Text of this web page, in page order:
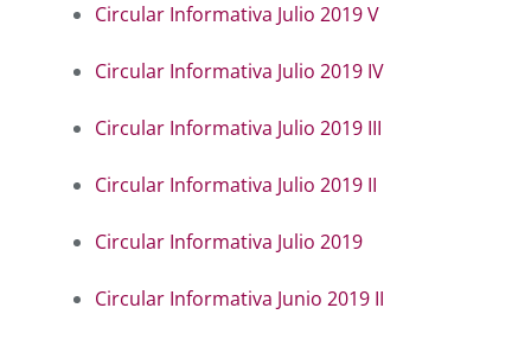
Circular Informativa Julio 2019 V
Circular Informativa Julio 2019 IV
Circular Informativa Julio 2019 III
Circular Informativa Julio 2019 II
Circular Informativa Julio 2019
Circular Informativa Junio 2019 II